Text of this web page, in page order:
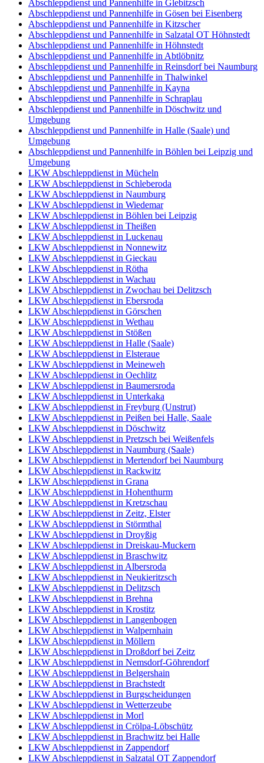
Abschleppdienst und Pannenhilfe in Glebitzsch
Abschleppdienst und Pannenhilfe in Gösen bei Eisenberg
Abschleppdienst und Pannenhilfe in Kitzscher
Abschleppdienst und Pannenhilfe in Salzatal OT Höhnstedt
Abschleppdienst und Pannenhilfe in Höhnstedt
Abschleppdienst und Pannenhilfe in Abtlöbnitz
Abschleppdienst und Pannenhilfe in Reinsdorf bei Naumburg
Abschleppdienst und Pannenhilfe in Thalwinkel
Abschleppdienst und Pannenhilfe in Kayna
Abschleppdienst und Pannenhilfe in Schraplau
Abschleppdienst und Pannenhilfe in Döschwitz und
Umgebung
Abschleppdienst und Pannenhilfe in Halle (Saale) und
Umgebung
Abschleppdienst und Pannenhilfe in Böhlen bei Leipzig und
Umgebung
LKW Abschleppdienst in Mücheln
LKW Abschleppdienst in Schleberoda
LKW Abschleppdienst in Naumburg
LKW Abschleppdienst in Wiedemar
LKW Abschleppdienst in Böhlen bei Leipzig
LKW Abschleppdienst in Theißen
LKW Abschleppdienst in Luckenau
LKW Abschleppdienst in Nonnewitz
LKW Abschleppdienst in Gieckau
LKW Abschleppdienst in Rötha
LKW Abschleppdienst in Wachau
LKW Abschleppdienst in Zwochau bei Delitzsch
LKW Abschleppdienst in Ebersroda
LKW Abschleppdienst in Görschen
LKW Abschleppdienst in Wethau
LKW Abschleppdienst in Stößen
LKW Abschleppdienst in Halle (Saale)
LKW Abschleppdienst in Elsteraue
LKW Abschleppdienst in Meineweh
LKW Abschleppdienst in Oechlitz
LKW Abschleppdienst in Baumersroda
LKW Abschleppdienst in Unterkaka
LKW Abschleppdienst in Freyburg (Unstrut)
LKW Abschleppdienst in Peißen bei Halle, Saale
LKW Abschleppdienst in Döschwitz
LKW Abschleppdienst in Pretzsch bei Weißenfels
LKW Abschleppdienst in Naumburg (Saale)
LKW Abschleppdienst in Mertendorf bei Naumburg
LKW Abschleppdienst in Rackwitz
LKW Abschleppdienst in Grana
LKW Abschleppdienst in Hohenthurm
LKW Abschleppdienst in Kretzschau
LKW Abschleppdienst in Zeitz, Elster
LKW Abschleppdienst in Störmthal
LKW Abschleppdienst in Droyßig
LKW Abschleppdienst in Dreiskau-Muckern
LKW Abschleppdienst in Braschwitz
LKW Abschleppdienst in Albersroda
LKW Abschleppdienst in Neukieritzsch
LKW Abschleppdienst in Delitzsch
LKW Abschleppdienst in Brehna
LKW Abschleppdienst in Krostitz
LKW Abschleppdienst in Langenbogen
LKW Abschleppdienst in Walpernhain
LKW Abschleppdienst in Möllern
LKW Abschleppdienst in Droßdorf bei Zeitz
LKW Abschleppdienst in Nemsdorf-Göhrendorf
LKW Abschleppdienst in Belgershain
LKW Abschleppdienst in Brachstedt
LKW Abschleppdienst in Burgscheidungen
LKW Abschleppdienst in Wetterzeube
LKW Abschleppdienst in Morl
LKW Abschleppdienst in Crölpa-Löbschütz
LKW Abschleppdienst in Brachwitz bei Halle
LKW Abschleppdienst in Zappendorf
LKW Abschleppdienst in Salzatal OT Zappendorf